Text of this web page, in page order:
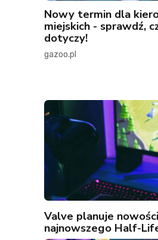
Nowy termin dla
miejskich - sprawdź,
dotyczy!
gazoo.pl
Valve planuje
najnowszego Half-